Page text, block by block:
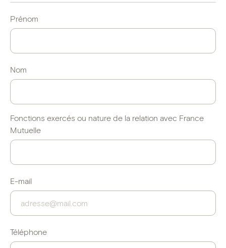
Prénom
Nom
Fonctions exercés ou nature de la relation avec France
Mutuelle
E-mail
Téléphone